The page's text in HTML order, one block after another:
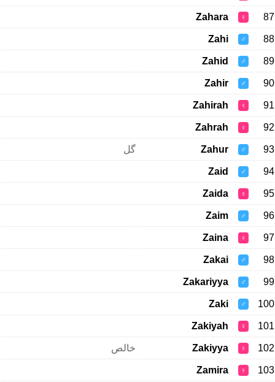
87
♀
Zahara
88
♂
Zahi
89
♂
Zahid
90
♂
Zahir
91
♀
Zahirah
92
♀
Zahrah
93
♂
Zahur گل
94
♂
Zaid
95
♀
Zaida
96
♂
Zaim
97
♀
Zaina
98
♂
Zakai
99
♂
Zakariyya
100
♂
Zaki
101
♀
Zakiyah
102
♀
Zakiyya خالص
103
♀
Zamira